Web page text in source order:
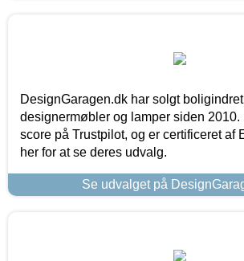
DesignGaragen.dk har solgt
designermøbler og lamper siden 2010.
score på Trustpilot, og er certificeret af
her for at se deres udvalg.
Se udvalget på